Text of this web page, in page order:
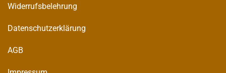
Widerrufsbelehrung
Datenschutzerklärung
AGB